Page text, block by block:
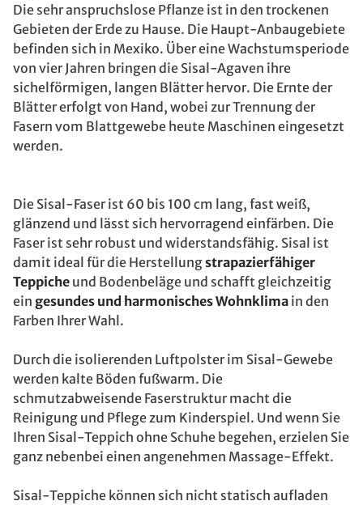
Die sehr anspruchslose Pflanze ist in den trockenen
Gebieten der Erde zu Hause. Die Haupt-Anbaugebiete
befinden sich in Mexiko. Über eine Wachstumsperiode
von vier Jahren bringen die Sisal-Agaven ihre
sichelförmigen, langen Blätter hervor. Die Ernte der
Blätter erfolgt von Hand, wobei zur Trennung der
Fasern vom Blattgewebe heute Maschinen eingesetzt
werden.
Die Sisal-Faser ist 60 bis 100 cm lang, fast weiß,
glänzend und lässt sich hervorragend einfärben. Die
Faser ist sehr robust und widerstandsfähig. Sisal ist
damit ideal für die Herstellungstrapazierfähiger
Teppiche und Bodenbeläge und schafft gleichzeitig
ein gesundes und harmonisches Wohnklima in den
Farben Ihrer Wahl.
Durch die isolierenden Luftpolster im Sisal-Gewebe
werden kalte Böden fußwarm. Die
schmutzabweisende Faserstruktur macht die
Reinigung und Pflege zum Kinderspiel. Und wenn Sie
Ihren Sisal-Teppich ohne Schuhe begehen, erzielen Sie
ganz nebenbei einen angenehmen Massage-Effekt.
Sisal-Teppiche können sich nicht statisch aufladen